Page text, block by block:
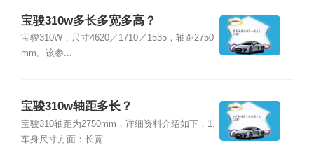
宝骏310w多长多宽多高？
宝骏310W，尺寸4620／1710／1535，轴距2750
mm。该参...
宝骏310w轴距多长？
宝骏310轴距为2750mm，详细资料介绍如下：1.
车身尺寸方面：长宽...